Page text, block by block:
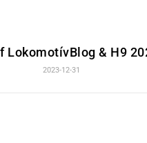
LokomotívBlog & H9
2023-12-31